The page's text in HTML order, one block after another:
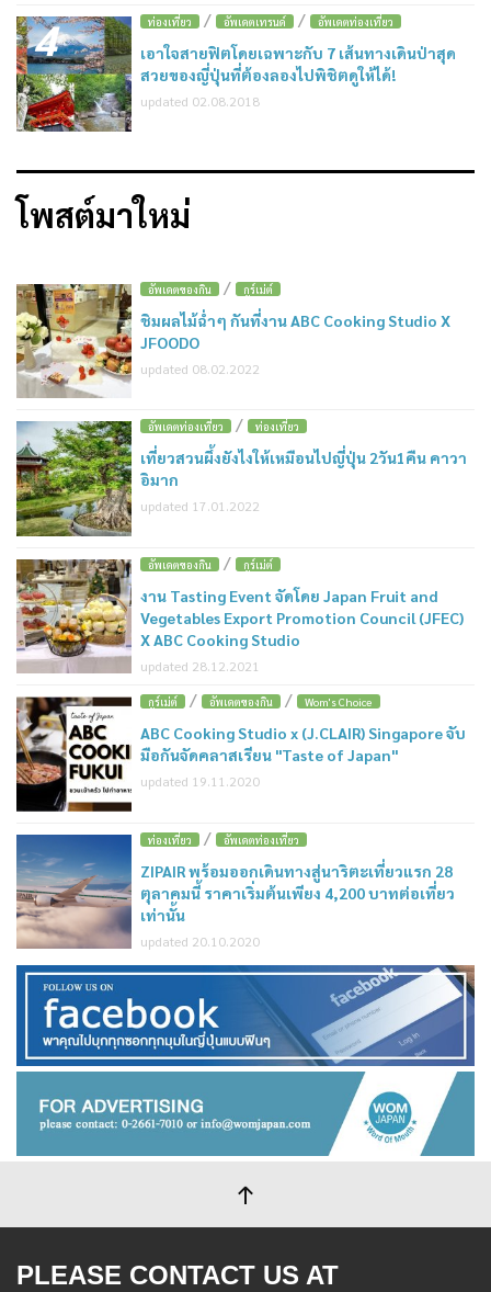
4 ท่องเที่ยว / อัพเดตเทรนด์ / อัพเดตท่องเที่ยว
เอาใจสายฟิตโดยเฉพาะกับ 7 เส้นทางเดินป่าสุด
สวยของญี่ปุ่นที่ต้องลองไปพิชิตดูให้ได้!
updated 02.08.2018
โพสต์มาใหม่
อัพเดตของกิน / กูร์เม่ต์
ชิมผลไม้ฉ่ำๆ กันที่งาน ABC Cooking Studio X
JFOODO
updated 08.02.2022
อัพเดตท่องเที่ยว / ท่องเที่ยว
เที่ยวสวนผึ้งยังไงให้เหมือนไปญี่ปุ่น 2วัน1คืน คาวา
อิมาก
updated 17.01.2022
อัพเดตของกิน / กูร์เม่ต์
งาน Tasting Event จัดโดย Japan Fruit and
Vegetables Export Promotion Council (JFEC)
X ABC Cooking Studio
updated 28.12.2021
กูร์เม่ต์ / อัพเดตของกิน / Wom's Choice
ABC Cooking Studio x (J.CLAIR) Singapore จับ
มือกันจัดคลาสเรียน "Taste of Japan"
updated 19.11.2020
ท่องเที่ยว / อัพเดตท่องเที่ยว
ZIPAIR พร้อมออกเดินทางสู่นาริตะเที่ยวแรก 28
ตุลาคมนี้ ราคาเริ่มต้นเพียง 4,200 บาทต่อเที่ยว
เท่านั้น
updated 20.10.2020
PLEASE CONTACT US AT